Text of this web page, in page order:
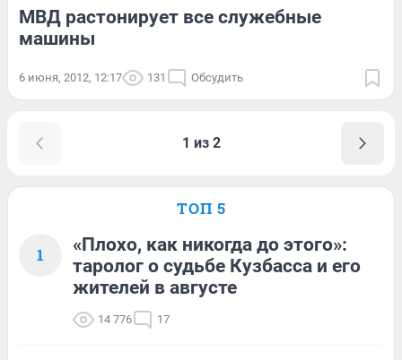
МВД растонирует все служебные
машины
6 июня, 2012, 12:17 131 Обсудить
1 из 2
ТОП 5
1
«Плохо, как никогда до этого»:
таролог о судьбе Кузбасса и его
жителей в августе
14 776 17